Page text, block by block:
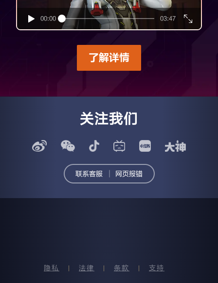
00:00 03:47
了解详情
关注我们
联系客服 网页报错
隐私 法律 条款 支持